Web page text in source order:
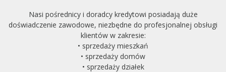
Nasi pośrednicy i doradcy kredytowi posiadają duże
doświadczenie zawodowe, niezbędne do profesjonalnej obsługi
klientów w zakresie:
• sprzedaży mieszkań
• sprzedaży domów
• sprzedaży działek